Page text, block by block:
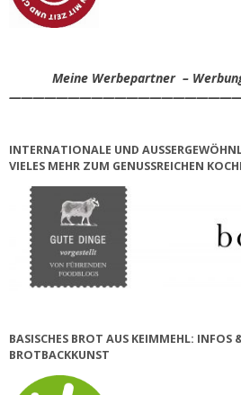
Meine Werbepartner –
INTERNATIONALE UND
IELES MEHR ZUM GENUSSREICHEN
BASISCHES BROT AUS KEIMMEHL: INFOS
BROTBACKKUNST